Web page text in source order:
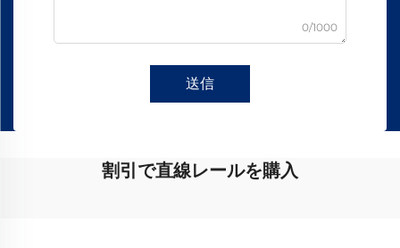
0/1000
送信
割引で直線レールを購入